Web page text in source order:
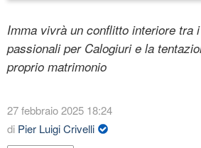
Imma vivrà un conflitto interiore tra
passionali per Calogiuri e la
proprio matrimonio
27 febbraio 2025 18:24
di Pier Luigi Crivelli